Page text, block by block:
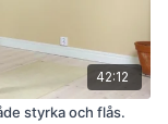
42:12
styrka och flås.